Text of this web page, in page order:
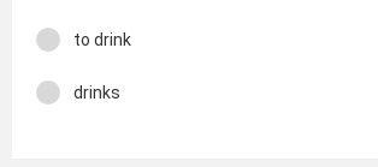
to drink
drinks